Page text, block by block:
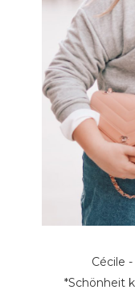
Cécile
*Schönheit